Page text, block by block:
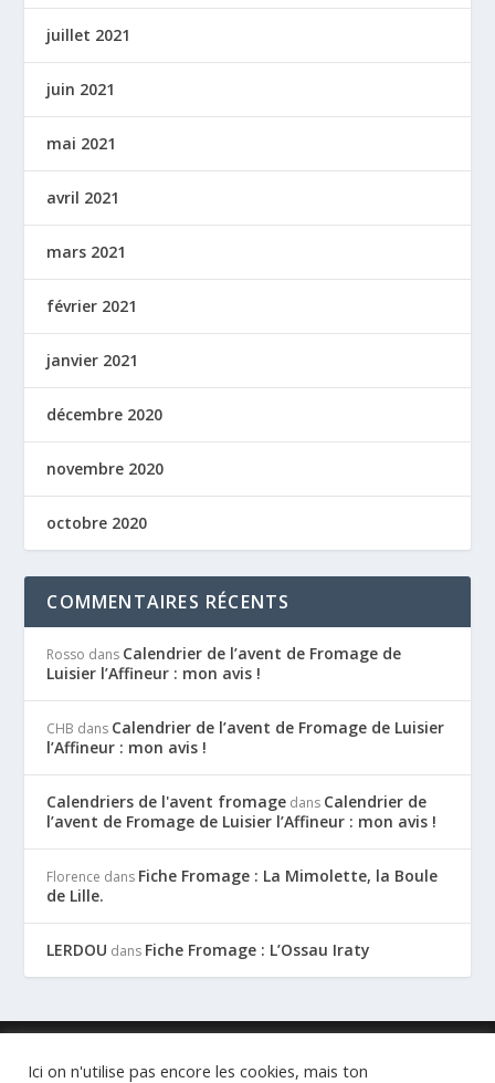
juillet 2021
juin 2021
mai 2021
avril 2021
mars 2021
février 2021
janvier 2021
décembre 2020
novembre 2020
octobre 2020
COMMENTAIRES RÉCENTS
Rosso dans Calendrier de l’avent de Fromage de
Luisier l’Affineur : mon avis !
CHB dans Calendrier de l’avent de Fromage de Luisier
l’Affineur : mon avis !
Calendriers de l'avent fromage dans Calendrier de
l’avent de Fromage de Luisier l’Affineur : mon avis !
Florence dans Fiche Fromage : La Mimolette, la Boule
de Lille.
LERDOU dans Fiche Fromage : L’Ossau Iraty
Ici on n'utilise pas encore les cookies, mais ton